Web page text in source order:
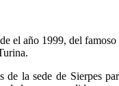
el año 1999, del
la sede de Sierpes